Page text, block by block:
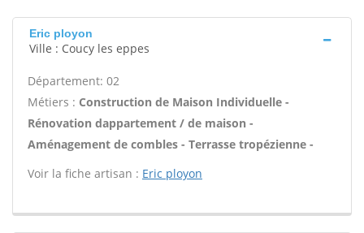
Eric ployon
Ville : Coucy les eppes
Département: 02
Métiers : Construction de Maison Individuelle -
Rénovation dappartement / de maison -
Aménagement de combles - Terrasse tropézienne -
Voir la fiche artisan : Eric ployon